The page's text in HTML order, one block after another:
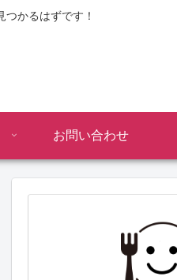
かるはずです！
お問い合わせ